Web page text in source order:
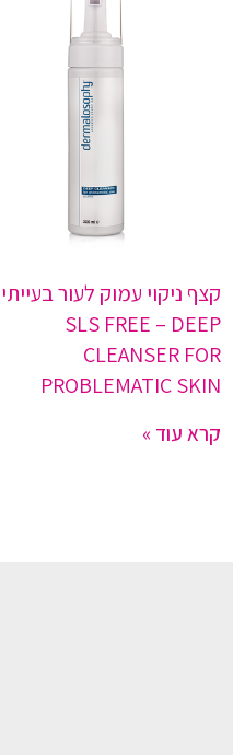
קצף ניקוי עמוק לעור בעייתי
SLS FREE – DEEP
CLEANSER FOR
PROBLEMATIC SKIN
קרא עוד »